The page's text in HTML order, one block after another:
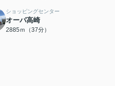
ショッピングセンター
オーパ高崎
2885ｍ（37分）